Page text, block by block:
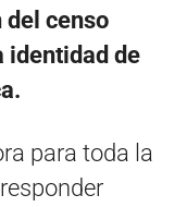
del censo
identidad de
para toda la